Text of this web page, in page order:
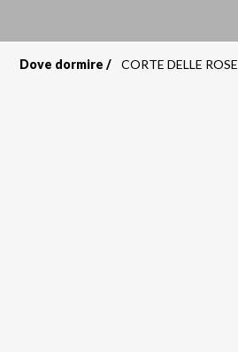
Dove dormire CORTE DELLE ROSE